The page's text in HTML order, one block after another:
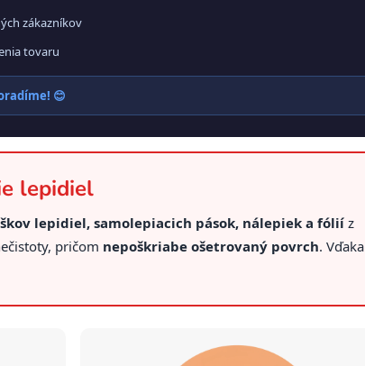
zákazníkov
tovaru
😊
lepidiel
lepidiel, samolepiacich pások, nálepiek a fólií z
pričom nepoškriabe ošetrovaný povrch. Vďaka